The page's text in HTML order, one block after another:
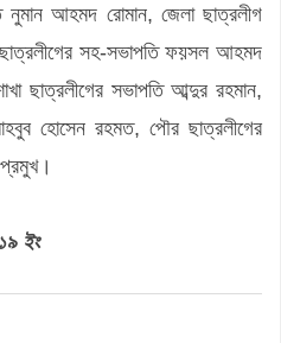
আহমদ রোমান, জেলা ছাত্রলীগ
সহ-সভাপতি ফয়সল আহমদ
ছাত্রলীগের সভাপতি আব্দুর রহমান,
হোসেন রহমত, পৌর ছাত্রলীগের
ইং